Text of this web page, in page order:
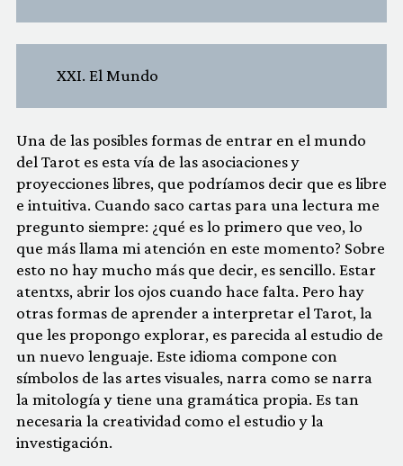
XXI. El Mundo
Una de las posibles formas de entrar en el mundo
del Tarot es esta vía de las asociaciones y
proyecciones libres, que podríamos decir que es libre
e intuitiva. Cuando saco cartas para una lectura me
pregunto siempre: ¿qué es lo primero que veo, lo
que más llama mi atención en este momento? Sobre
esto no hay mucho más que decir, es sencillo. Estar
atentxs, abrir los ojos cuando hace falta. Pero hay
otras formas de aprender a interpretar el Tarot, la
que les propongo explorar, es parecida al estudio de
un nuevo lenguaje. Este idioma compone con
símbolos de las artes visuales, narra como se narra
la mitología y tiene una gramática propia. Es tan
necesaria la creatividad como el estudio y la
investigación.